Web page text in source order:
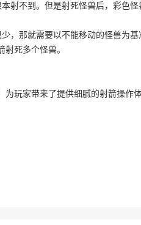
射不到。但是射死怪兽后，彩色怪
，那就需要以不能移动的怪兽为
死多个怪兽。
为玩家带来了提供细腻的射箭操作